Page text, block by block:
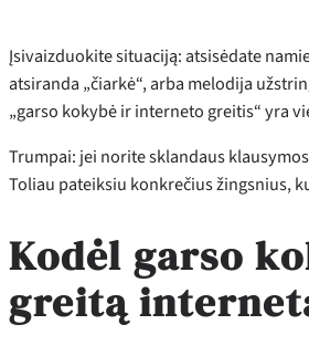
Įsivaizduokite situaciją: atsisėdate
atsiranda „čiarkė“, arba melodija
„garso kokybė ir interneto greitis“ yra
Trumpai: jei norite sklandaus
Toliau pateiksiu konkrečius žingsnius,
Kodėl garso
greitą